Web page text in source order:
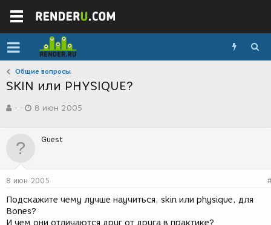
Общие вопросы
SKIN или PHYSIQUE?
в
р
-
а
д
н
и
я
8 июн 2005
Guest
8 июн 2005
Подскажите чему лучше научиться, skin или physique, для
Bones?
И чем они отличаются друг от друга в практике?